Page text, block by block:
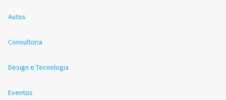
Autos
Consultoria
Design e Tecnologia
Eventos